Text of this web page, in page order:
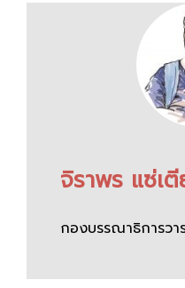
จิราพร แซ่เ
กองบรรณาธิการวา